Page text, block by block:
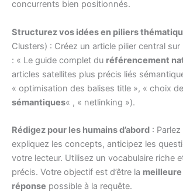
concurrents bien positionnés.
Structurez vos idées en piliers
Clusters) : Créez un article pilier central sur
: « Le guide complet du référencement
articles satellites plus précis liés
« optimisation des balises title », « choix
sémantiques« , « netlinking »).
Rédigez pour les humains d’abord :
expliquez les concepts, anticipez les
votre lecteur. Utilisez un vocabulaire riche
précis. Votre objectif est d’être la meilleure
réponse possible à la requête.